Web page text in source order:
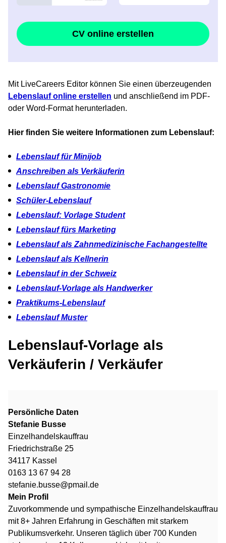
CV online erstellen
Mit LiveCareers Editor können Sie einen überzeugenden
Lebenslauf online erstellen und anschließend im PDF-
oder Word-Format herunterladen.
Hier finden Sie weitere Informationen zum Lebenslauf:
Lebenslauf für Minijob
Anschreiben als Verkäuferin
Lebenslauf Gastronomie
Schüler-Lebenslauf
Lebenslauf: Vorlage Student
Lebenslauf fürs Marketing
Lebenslauf als Zahnmedizinische Fachangestellte
Lebenslauf als Kellnerin
Lebenslauf in der Schweiz
Lebenslauf-Vorlage als Handwerker
Praktikums-Lebenslauf
Lebenslauf Muster
Lebenslauf-Vorlage als
Verkäuferin / Verkäufer
Persönliche Daten
Stefanie Busse
Einzelhandelskauffrau
Friedrichstraße 25
34117 Kassel
0163 13 67 94 28
stefanie.busse@pmail.de
Mein Profil
Zuvorkommende und sympathische Einzelhandelskauffrau
mit 8+ Jahren Erfahrung in Geschäften mit starkem
Publikumsverkehr. Unseren täglich über 700 Kunden